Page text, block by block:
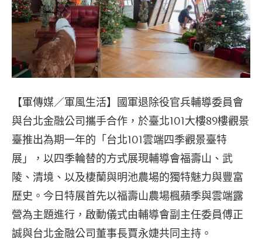
【軍傳媒／軍風生活】國軍退除役官兵輔導委員會
與台北金融公司攜手合作，於臺北101大樓89樓觀景
臺推出為期一年的「台北101雲端四季觀景臺特
展」，以四季輪替的方式展現輔導會福壽山、武
陵、清境、以及棲蘭與明池農場的獨特魅力與豐富
歷史。今日特展首先以福壽山農場楓蘋季與雲端露
營為主題進行，啟動儀式由輔導會副主任委員傅正
誠與台北金融公司董事長賈永婕共同主持。